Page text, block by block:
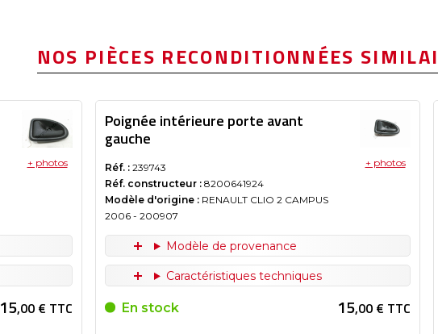
NOS PIÈCES RECONDITIONNÉES
+ photos
15,00 € TTC
Poignée intérieure porte avant
gauche
Réf. : 239743
Réf. constructeur : 8200641924
Modèle d'origine : RENAULT CLIO 2 CAMPUS
2006 - 200907
+ photos
Modèle de provenance
Caractéristiques techniques
En stock 15,00 € TTC